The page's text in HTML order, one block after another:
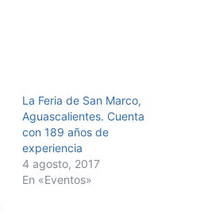
La Feria de San Marco,
Aguascalientes. Cuenta
con 189 años de
experiencia
4 agosto, 2017
En «Eventos»